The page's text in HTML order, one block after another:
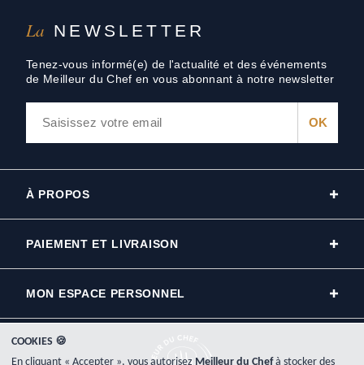
La NEWSLETTER
Tenez-vous informé(e) de l'actualité et des événements
de Meilleur du Chef en vous abonnant à notre newsletter
À PROPOS
PAIEMENT ET LIVRAISON
MON ESPACE PERSONNEL
COOKIES 🍪
En cliquant « Accepter », vous autorisez Meilleur du Chefà stocker des